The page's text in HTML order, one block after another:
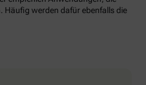
Häufig werden dafür ebenfalls die